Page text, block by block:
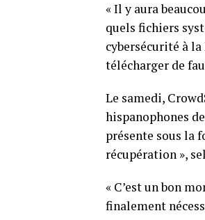
« Il y aura
quels fichiers
cybersécurité à la
télécharger de
Le samedi,
hispanophones
présente‍ sous la⁤
récupération »,
« C’est un bon
finalement